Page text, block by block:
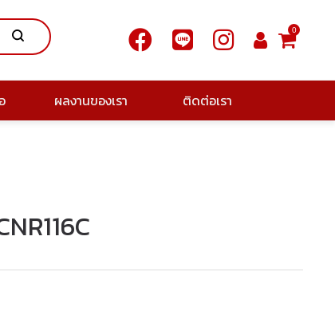
0
ผลงานของเรา ติดต่อเรา